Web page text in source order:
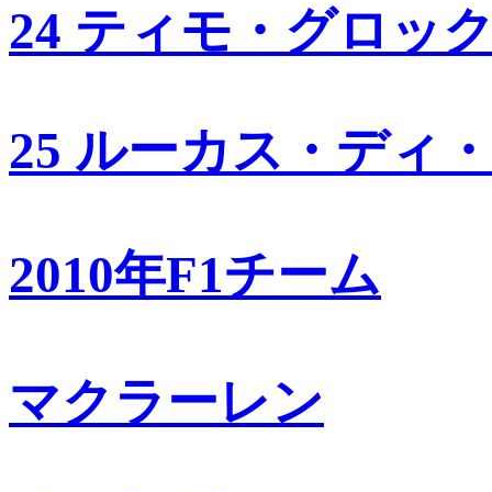
24 ティモ・グロッ
25 ルーカス・ディ
2010年F1チーム
マクラーレン